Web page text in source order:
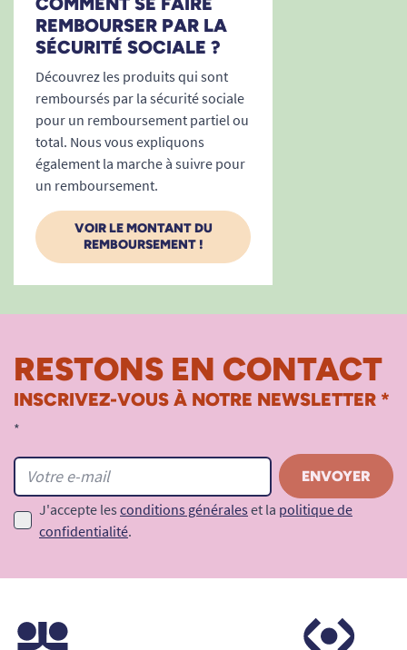
REMBOURSER PAR LA
SÉCURITÉ SOCIALE ?
Découvrez les produits qui sont
remboursés par la sécurité sociale
pour un remboursement partiel ou
total. Nous vous expliquons
également la marche à suivre pour
un remboursement.
VOIR LE MONTANT DU
REMBOURSEMENT !
RESTONS EN CONTACT
INSCRIVEZ-VOUS À NOTRE NEWSLETTER *
*
J'accepte les conditions générales et la politique de
confidentialité.